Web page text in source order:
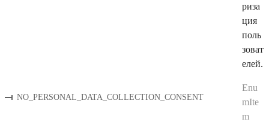
риза
ция
поль
зоват
елей.
NO_PERSONAL_DATA_COLLECTION_CONSENT
Enu
mIte
m